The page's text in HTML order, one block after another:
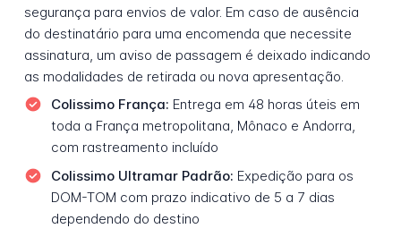
segurança para envios de valor. Em caso de ausência
do destinatário para uma encomenda que necessite
assinatura, um aviso de passagem é deixado indicando
as modalidades de retirada ou nova apresentação.
Colissimo França: Entrega em 48 horas úteis em
toda a França metropolitana, Mônaco e Andorra,
com rastreamento incluído
Colissimo Ultramar Padrão: Expedição para os
DOM-TOM com prazo indicativo de 5 a 7 dias
dependendo do destino